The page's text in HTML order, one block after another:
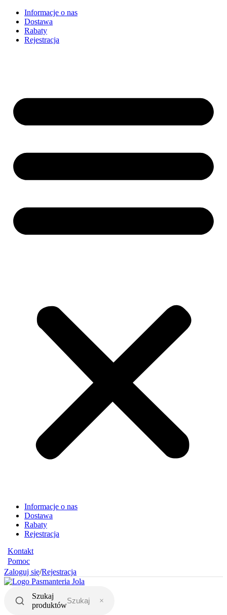
Informacje o nas
Dostawa
Rabaty
Rejestracja
Informacje o nas
Dostawa
Rabaty
Rejestracja
Kontakt
Pomoc
Zaloguj się/Rejestracja
Szukaj
produktów
×